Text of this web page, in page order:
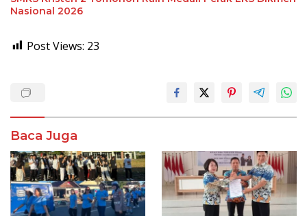
Nasional 2026
Post Views: 23
Baca Juga